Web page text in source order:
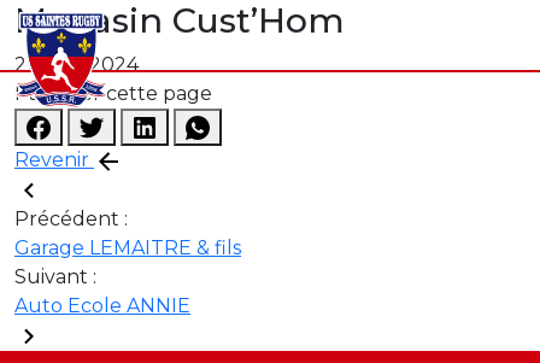
Magasin Cust’Hom
21 août 2024
Revenir
Partager cette page
Précédent :
Garage LEMAITRE & fils
Suivant :
Auto Ecole ANNIE